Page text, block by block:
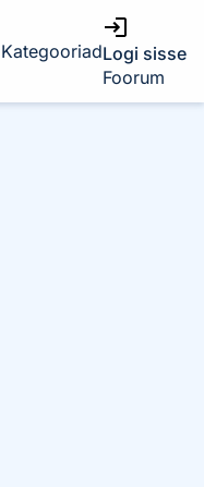
KategooriadLogi sisse
Foorum